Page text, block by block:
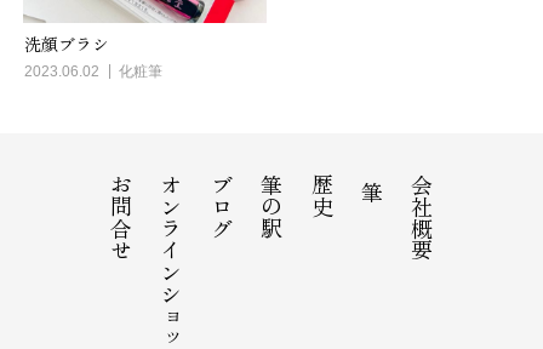
洗顔ブラシ
2023.06.02 化粧筆
会社概要
筆
歴史
筆の駅
ブログ
オンラインショップ
お問合せ